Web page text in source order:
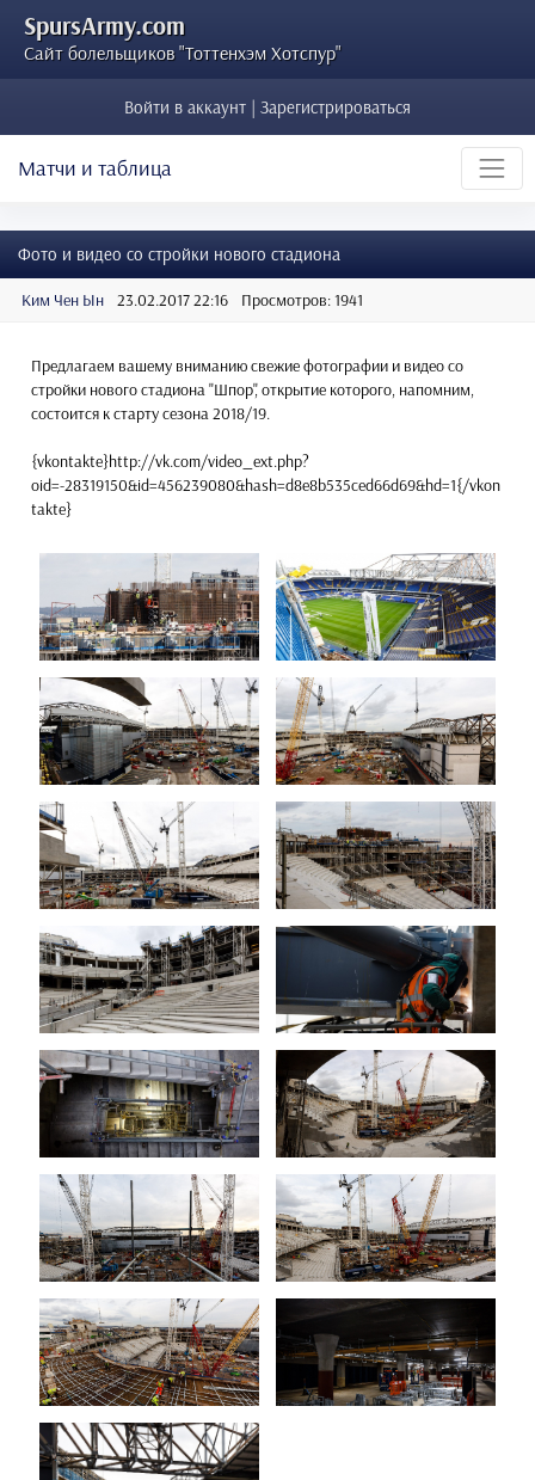
SpursArmy.com
Сайт болельщиков "Тоттенхэм Хотспур"
Войти в аккаунт | Зарегистрироваться
Матчи и таблица
Фото и видео со стройки нового стадиона
Ким Чен Ын 23.02.2017 22:16 Просмотров: 1941
Предлагаем вашему вниманию свежие фотографии и видео со
стройки нового стадиона "Шпор", открытие которого, напомним,
состоится к старту сезона 2018/19.
{vkontakte}http://vk.com/video_ext.php?
oid=-28319150&id=456239080&hash=d8e8b535ced66d69&hd=1{/vkon
takte}